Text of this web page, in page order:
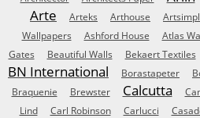
Arte Arteks Arthouse
Wallpapers
Ashford House Atlas
Gates
Beautiful Walls Bekaert Textiles
BN International Borastapeter
Braquenie
Brewster Calcutta
Lind
Carl Robinson Carlucci